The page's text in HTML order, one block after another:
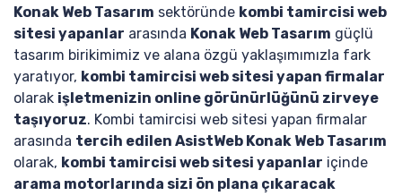
Konak Web Tasarım sektöründe kombi tamircisi web
sitesi yapanlar arasında Konak Web Tasarım güçlü
tasarım birikimimiz ve alana özgü yaklaşımımızla fark
yaratıyor, kombi tamircisi web sitesi yapan firmalar
olarak işletmenizin online görünürlüğünü zirveye
taşıyoruz. Kombi tamircisi web sitesi yapan firmalar
arasında tercih edilen AsistWeb Konak Web Tasarım
olarak, kombi tamircisi web sitesi yapanlar içinde
arama motorlarında sizi ön plana çıkaracak